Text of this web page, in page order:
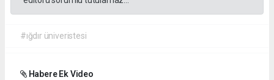
#ığdır üniveristesi
Habere Ek Video